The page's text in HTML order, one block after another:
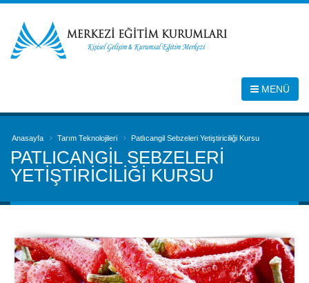
MENÜ
Anasayfa Tarım Teknolojileri Patlıcangil Sebzeleri Yetiştiriciliği Kursu
PATLICANGIL SEBZELERI
YETIŞTIRICILIĞI KURSU